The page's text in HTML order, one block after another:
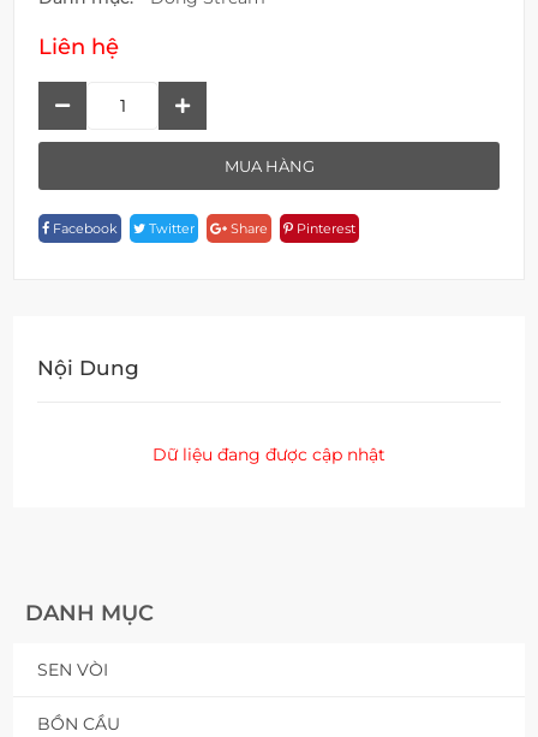
DANH MỤC
SEN VÒI
BỒN CẦU
Liên hệ
1D103
Quantity
MUA HÀNG
Facebook Twitter Share Pinterest
Nội Dung
Dữ liệu đang được cập nhật